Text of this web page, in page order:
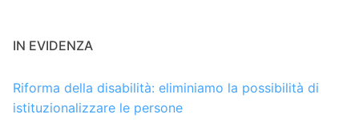
IN EVIDENZA
Riforma della disabilità: eliminiamo la possibilità di
istituzionalizzare le persone